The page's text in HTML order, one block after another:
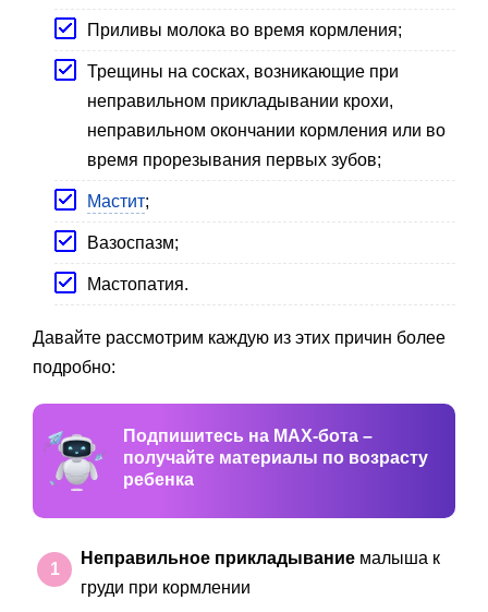
Приливы молока во время кормления;
Трещины на сосках, возникающие при
неправильном прикладывании крохи,
неправильном окончании кормления или во
время прорезывания первых зубов;
Мастит;
Вазоспазм;
Мастопатия.
Давайте рассмотрим каждую из этих причин более
подробно:
Подпишитесь на MAX-бота –
получайте материалы по возрасту
ребенка
Неправильное прикладывание малыша к
груди при кормлении